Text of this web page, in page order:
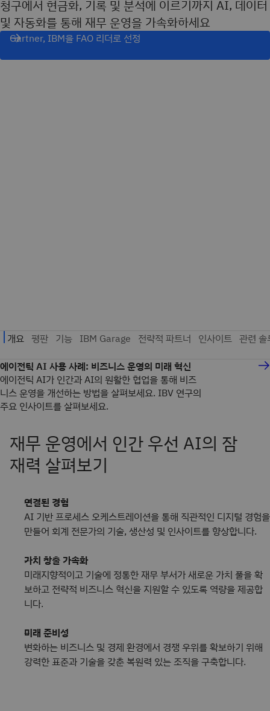
청구에서 현금화, 기록 및 분석에 이르기까지 AI, 데이터
및 자동화를 통해 재무 운영을 가속화하세요
Gartner, IBM을 FAO 리더로 선정
에이전틱 AI 사용 사례: 비즈니스 운영의 미래 혁신
에이전틱 AI가 인간과 AI의 원활한 협업을 통해 비즈
니스 운영을 개선하는 방법을 살펴보세요. IBV 연구의
주요 인사이트를 살펴보세요.
재무 운영에서 인간 우선 AI의 잠
재력 살펴보기
연결된 경험
AI 기반 프로세스 오케스트레이션을 통해 직관적인 디지털 경험을
만들어 회계 전문가의 기술, 생산성 및 인사이트를 향상합니다.
가치 창출 가속화
미래지향적이고 기술에 정통한 재무 부서가 새로운 가치 풀을 확
보하고 전략적 비즈니스 혁신을 지원할 수 있도록 역량을 제공합
니다.
미래 준비성
변화하는 비즈니스 및 경제 환경에서 경쟁 우위를 확보하기 위해
강력한 표준과 기술을 갖춘 복원력 있는 조직을 구축합니다.